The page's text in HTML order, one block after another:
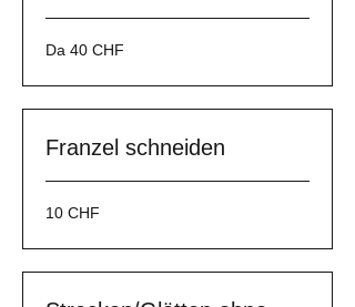
Da
40
Da 40 CHF
Franzel schneiden
10
franchi
10 CHF